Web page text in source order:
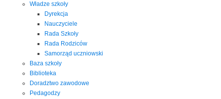
Władze szkoły
Dyrekcja
Nauczyciele
Rada Szkoły
Rada Rodziców
Samorząd uczniowski
Baza szkoły
Biblioteka
Doradztwo zawodowe
Pedagodzy